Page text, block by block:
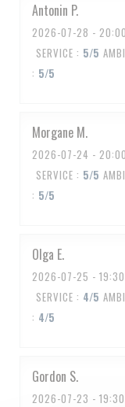
Antonin P
2026-07-28 -
SERVICE : 5/5
: 5/5
Morgane M
2026-07-24 -
SERVICE : 5/5
: 5/5
Olga E
2026-07-25 -
SERVICE : 4/5
: 4/5
Gordon S
2026-07-23 -